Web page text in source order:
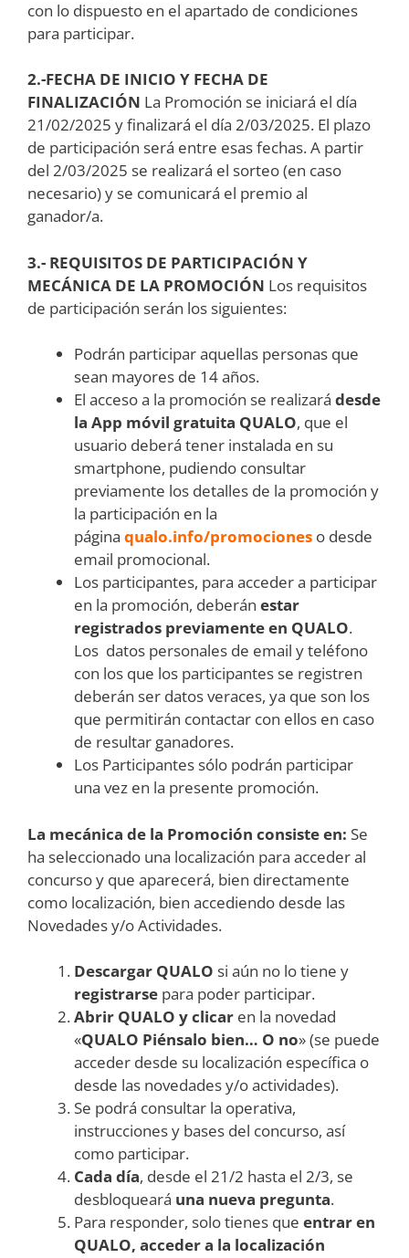
con lo dispuesto en el apartado de condiciones
para participar.
2.-FECHA DE INICIO Y FECHA DE
FINALIZACIÓN La Promoción se iniciará el día
21/02/2025 y finalizará el día 2/03/2025. El plazo
de participación será entre esas fechas. A partir
del 2/03/2025 se realizará el sorteo (en caso
necesario) y se comunicará el premio al
ganador/a.
3.- REQUISITOS DE PARTICIPACIÓN Y
MECÁNICA DE LA PROMOCIÓN Los requisitos
de participación serán los siguientes:
Podrán participar aquellas personas que
sean mayores de 14 años.
El acceso a la promoción se realizará desde
la App móvil gratuita QUALO, que el
usuario deberá tener instalada en su
smartphone, pudiendo consultar
previamente los detalles de la promoción y
la participación en la
página qualo.info/promociones o desde
email promocional.
Los participantes, para acceder a participar
en la promoción, deberán estar
registrados previamente en QUALO.
Los datos personales de email y teléfono
con los que los participantes se registren
deberán ser datos veraces, ya que son los
que permitirán contactar con ellos en caso
de resultar ganadores.
Los Participantes sólo podrán participar
una vez en la presente promoción.
La mecánica de la Promoción consiste en: Se
ha seleccionado una localización para acceder al
concurso y que aparecerá, bien directamente
como localización, bien accediendo desde las
Novedades y/o Actividades.
Descargar QUALO si aún no lo tiene y
registrarse para poder participar.
Abrir QUALO y clicar en la novedad
«QUALO Piénsalo bien… O no» (se puede
acceder desde su localización específica o
desde las novedades y/o actividades).
Se podrá consultar la operativa,
instrucciones y bases del concurso, así
como participar.
Cada día, desde el 21/2 hasta el 2/3, se
desbloqueará una nueva pregunta.
Para responder, solo tienes que entrar en
QUALO, acceder a la localización